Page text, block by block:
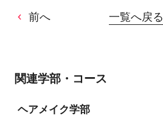
前へ 一覧へ戻る
関連学部・コース
ヘアメイク学部